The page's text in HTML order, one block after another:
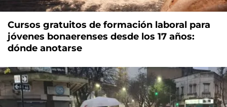
Cursos gratuitos de formación laboral para
jóvenes bonaerenses desde los 17 años:
dónde anotarse